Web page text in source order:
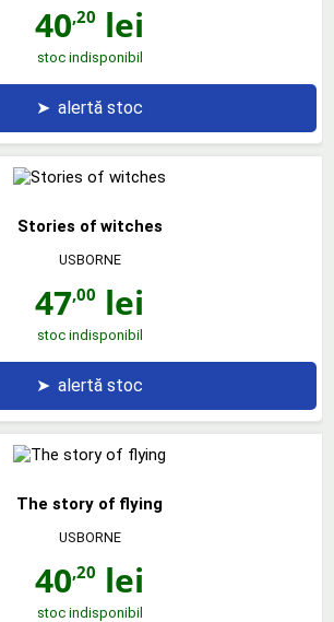
40,20 lei
stoc indisponibil
➤ alertă stoc
Stories of witches
USBORNE
47,00 lei
stoc indisponibil
➤ alertă stoc
The story of flying
USBORNE
40,20 lei
stoc indisponibil